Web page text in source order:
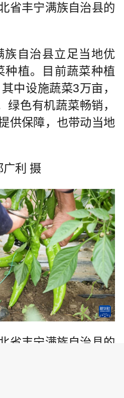
省丰宁满族自治县的
族自治县立足当地优
种植。目前蔬菜种植
中设施蔬菜3万亩，
绿色有机蔬菜畅销，
供保障，也带动当地
广利 摄
省丰宁满族自治县的